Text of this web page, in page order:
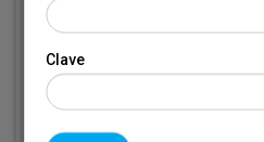
Clave